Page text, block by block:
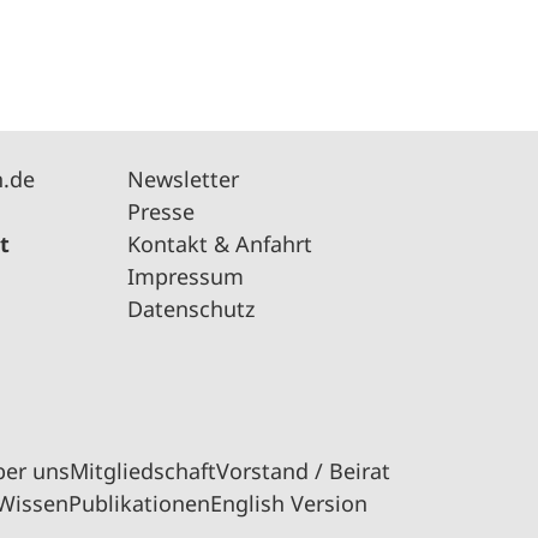
Newsletter
Presse
Kontakt & Anfahrt
Impressum
Datenschutz
unsMitgliedschaftVorstand / Beirat
PublikationenEnglish Version